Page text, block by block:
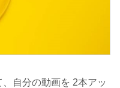
自分の動画を 2本アッ